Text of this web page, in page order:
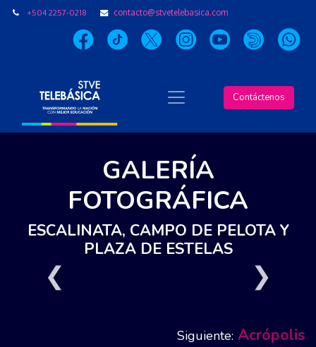
+504 2257-0218 contacto@stvetelebasica.com
Contáctenos
GALERÍA
FOTOGRÁFICA
ESCALINATA, CAMPO DE PELOTA Y
PLAZA DE ESTELAS
❮ ❯
Siguiente: Acrópolis